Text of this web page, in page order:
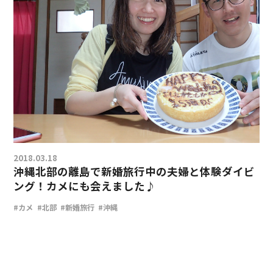
2018.03.18
沖縄北部の離島で新婚旅行中の夫婦と体験ダイビ
ング！カメにも会えました♪
#カメ #北部 #新婚旅行 #沖縄